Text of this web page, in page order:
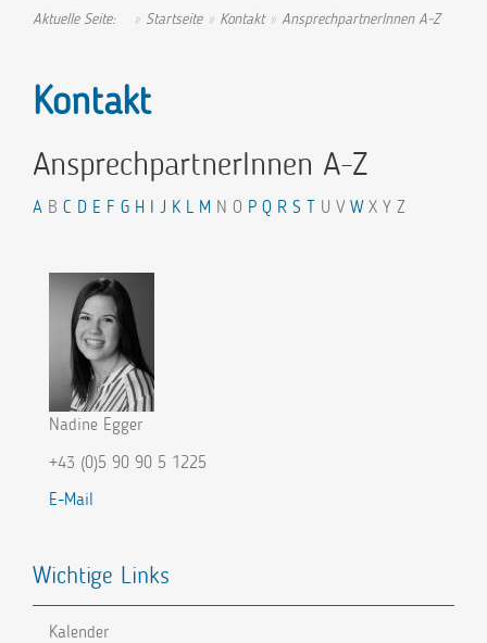
Aktuelle Seite: Startseite Kontakt AnsprechpartnerInnen A-Z
Kontakt
AnsprechpartnerInnen A-Z
A B C D E F G H I J K L M N O P Q R S T U V WX Y Z
Nadine Egger
+43 (0)5 90 90 5 1225
E-Mail
Wichtige Links
Kalender